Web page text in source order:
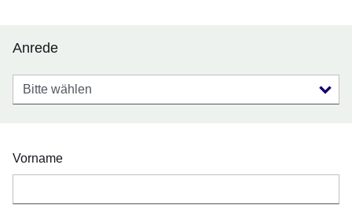
Anrede
Anrede
Vorname